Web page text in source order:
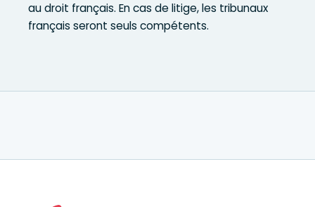
au droit français. En cas de litige, les tribunaux
français seront seuls compétents.